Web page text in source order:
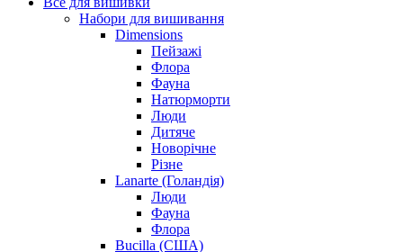
Набори для вишивання
Dimensions
Пейзажі
Флора
Фауна
Натюрморти
Люди
Дитяче
Новорічне
Різне
Lanarte (Голандія)
Люди
Фауна
Флора
Bucilla (США)